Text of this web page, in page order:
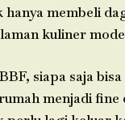
hanya membeli
kuliner
siapa saja
menjadi fine